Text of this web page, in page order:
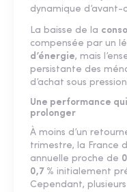
dynamique d’avant-
La baisse de la
compensée par un
d’énergie, mais
persistante des
d’achat sous
Une performance
prolonger
À moins d’un
trimestre, la France
annuelle proche de
0,7 % initialement
Cependant,